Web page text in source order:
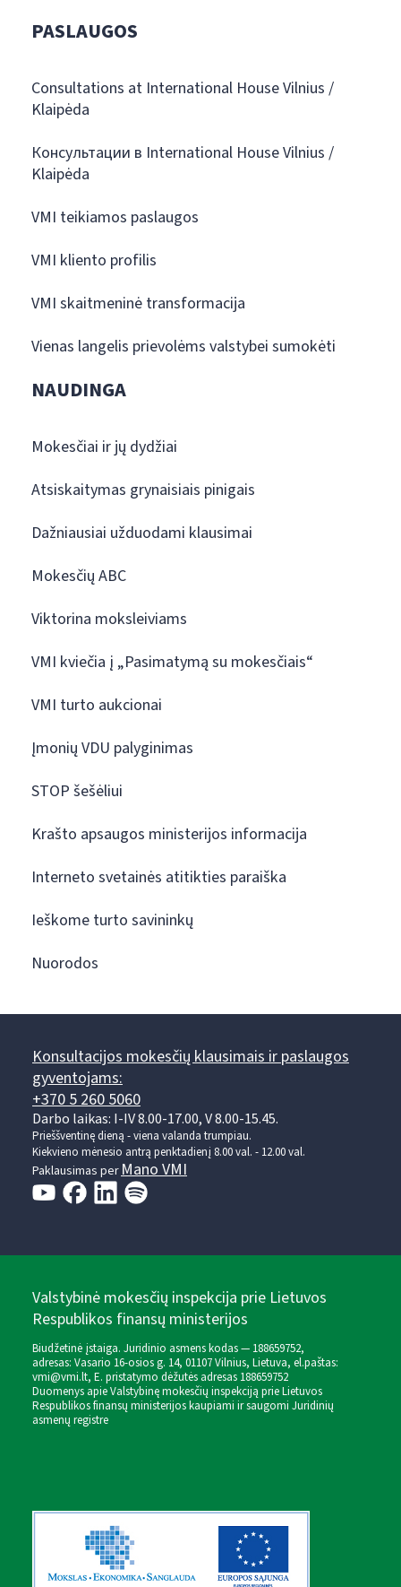
PASLAUGOS
Consultations at International House Vilnius /
Klaipėda
Консультации в International House Vilnius /
Klaipėda
VMI teikiamos paslaugos
VMI kliento profilis
VMI skaitmeninė transformacija
Vienas langelis prievolėms valstybei sumokėti
NAUDINGA
Mokesčiai ir jų dydžiai
Atsiskaitymas grynaisiais pinigais
Dažniausiai užduodami klausimai
Mokesčių ABC
Viktorina moksleiviams
VMI kviečia į „Pasimatymą su mokesčiais“
VMI turto aukcionai
Įmonių VDU palyginimas
STOP šešėliui
Krašto apsaugos ministerijos informacija
Interneto svetainės atitikties paraiška
Ieškome turto savininkų
Nuorodos
Konsultacijos mokesčių klausimais ir paslaugos
gyventojams:
+370 5 260 5060
Darbo laikas: I-IV 8.00-17.00, V 8.00-15.45.
Prieššventinę dieną - viena valanda trumpiau.
Kiekvieno mėnesio antrą penktadienį 8.00 val. - 12.00 val.
Paklausimas per Mano VMI
Valstybinė mokesčių inspekcija prie Lietuvos
Respublikos finansų ministerijos
Biudžetinė įstaiga. Juridinio asmens kodas — 188659752,
adresas: Vasario 16-osios g. 14, 01107 Vilnius, Lietuva, el.paštas:
vmi@vmi.lt, E. pristatymo dėžutės adresas 188659752
Duomenys apie Valstybinę mokesčių inspekciją prie Lietuvos
Respublikos finansų ministerijos kaupiami ir saugomi Juridinių
asmenų registre